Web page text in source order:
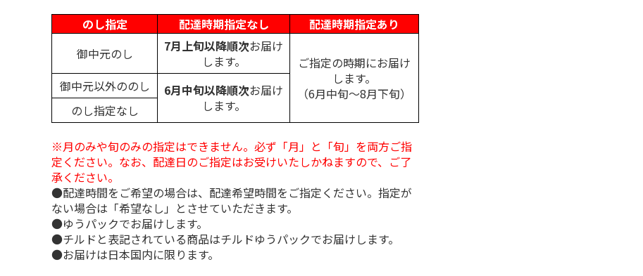
のし指定
配達時期指定なし
配達時期指定あり
御中元のし
7月上旬以降順次お届け
します。
ご指定の時期にお届け
します。
（6月中旬～8月下旬）
御中元以外ののし 6月中旬以降順次お届け
します。
のし指定なし
※月のみや旬のみの指定はできません。必ず「月」と「旬」を両方ご指
定ください。なお、配達日のご指定はお受けいたしかねますので、ご了
承ください。
●配達時間をご希望の場合は、配達希望時間をご指定ください。指定が
ない場合は「希望なし」とさせていただきます。
●ゆうパックでお届けします。
●チルドと表記されている商品はチルドゆうパックでお届けします。
●お届けは日本国内に限ります。